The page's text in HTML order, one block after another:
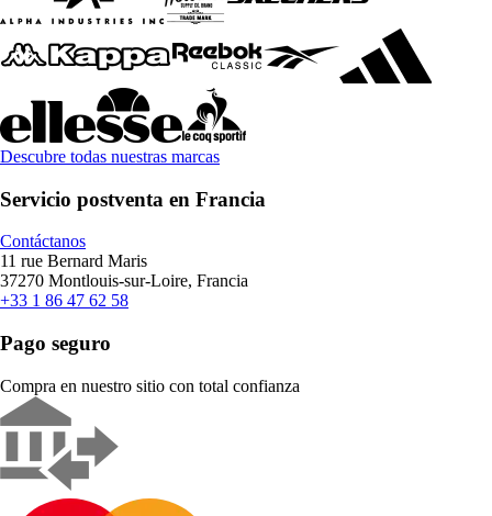
Descubre todas nuestras marcas
Servicio postventa en Francia
Contáctanos
11 rue Bernard Maris
37270 Montlouis-sur-Loire, Francia
+33 1 86 47 62 58
Pago seguro
Compra en nuestro sitio con total confianza